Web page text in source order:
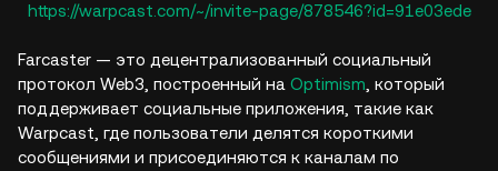
https://warpcast.com/~/invite-page/878546?id=91e03ede
Farcaster — это децентрализованный социальный
протокол Web3, построенный на Optimism , который
поддерживает социальные приложения, такие как
Warpcast, где пользователи делятся короткими
сообщениями и присоединяются к каналам по